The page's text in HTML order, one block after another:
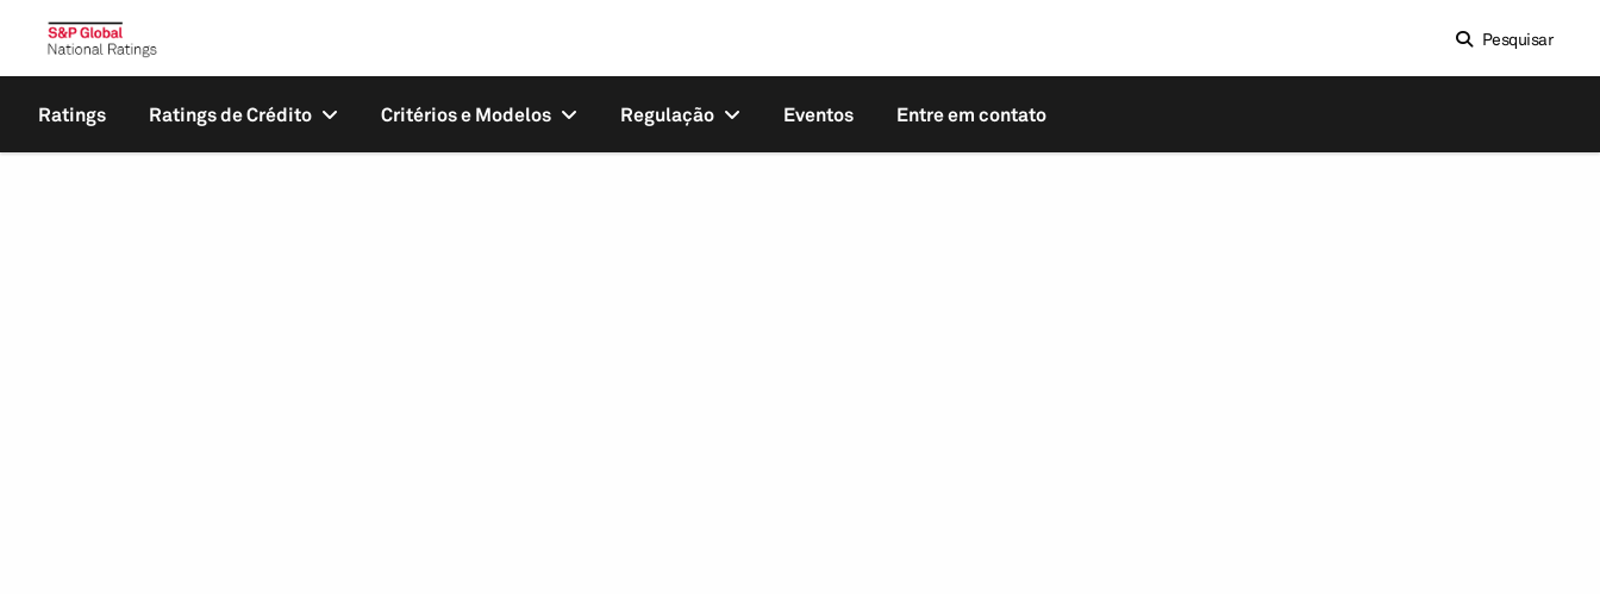
Pesquisar
Ratings Ratings de Crédito Critérios e Modelos Regulação Eventos Entre em contato